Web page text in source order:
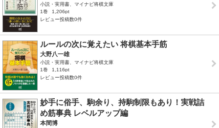
小説・実用書、マイナビ将棋文庫
1巻
1,206pt
レビュー投稿数0件
ルールの次に覚えたい 将棋基本手筋
大野八一雄
小説・実用書、マイナビ将棋文庫
1巻
1,116pt
レビュー投稿数0件
妙手に俗手、駒余り、持駒制限もあり！実戦詰
め筋事典 レベルアップ編
本間博